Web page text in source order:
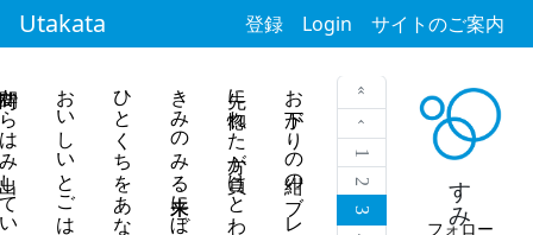
Utakata 登録 Login サイトのご案内
すみ
フォロー
« 最初
‹ 前
1
2
3